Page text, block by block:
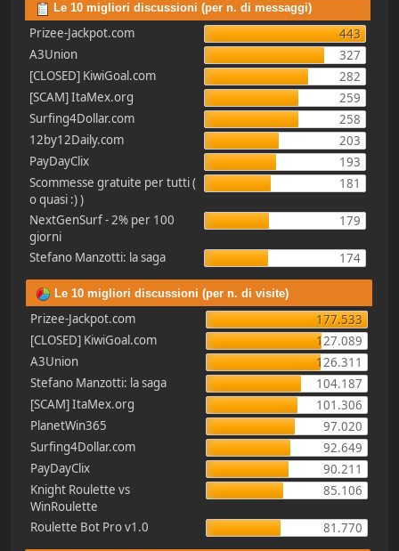
Le 10 migliori discussioni (per n. di messaggi)
Prizee-Jackpot.com
443
A3Union
327
[CLOSED] KiwiGoal.com
282
[SCAM] ItaMex.org
259
Surfing4Dollar.com
258
12by12Daily.com
203
PayDayClix
193
Scommesse gratuite per tutti (
o quasi :) )
181
NextGenSurf - 2% per 100
giorni
179
Stefano Manzotti: la saga 174
Le 10 migliori discussioni (per n. di visite)
Prizee-Jackpot.com
177.533
[CLOSED] KiwiGoal.com
127.089
A3Union
126.311
Stefano Manzotti: la saga
104.187
[SCAM] ItaMex.org
101.306
PlanetWin365
97.020
Surfing4Dollar.com
92.649
PayDayClix
90.211
Knight Roulette vs
WinRoulette
85.106
Roulette Bot Pro v1.0 81.770